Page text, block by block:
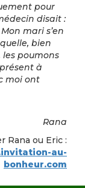
pour
disait :
mari s’en
bien
poumons
à
moi ont
Rana
Rana ou Eric :
au-
bonheur.com